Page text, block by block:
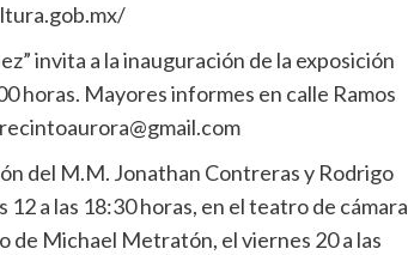
invita a la inauguración de la exposición
horas. Mayores informes en calle Ramos
del M.M. Jonathan Contreras y Rodrigo
a las 18:30 horas, en el teatro de cámara
de Michael Metratón, el viernes 20 a las